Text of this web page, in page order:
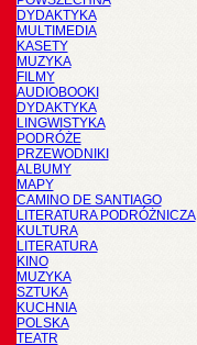
DYDAKTYKA
MULTIMEDIA
KASETY
MUZYKA
FILMY
AUDIOBOOKI
DYDAKTYKA
LINGWISTYKA
PODRÓŻE
PRZEWODNIKI
ALBUMY
MAPY
CAMINO DE SANTIAGO
LITERATURA PODRÓŻNICZA
KULTURA
LITERATURA
KINO
MUZYKA
SZTUKA
KUCHNIA
POLSKA
TEATR